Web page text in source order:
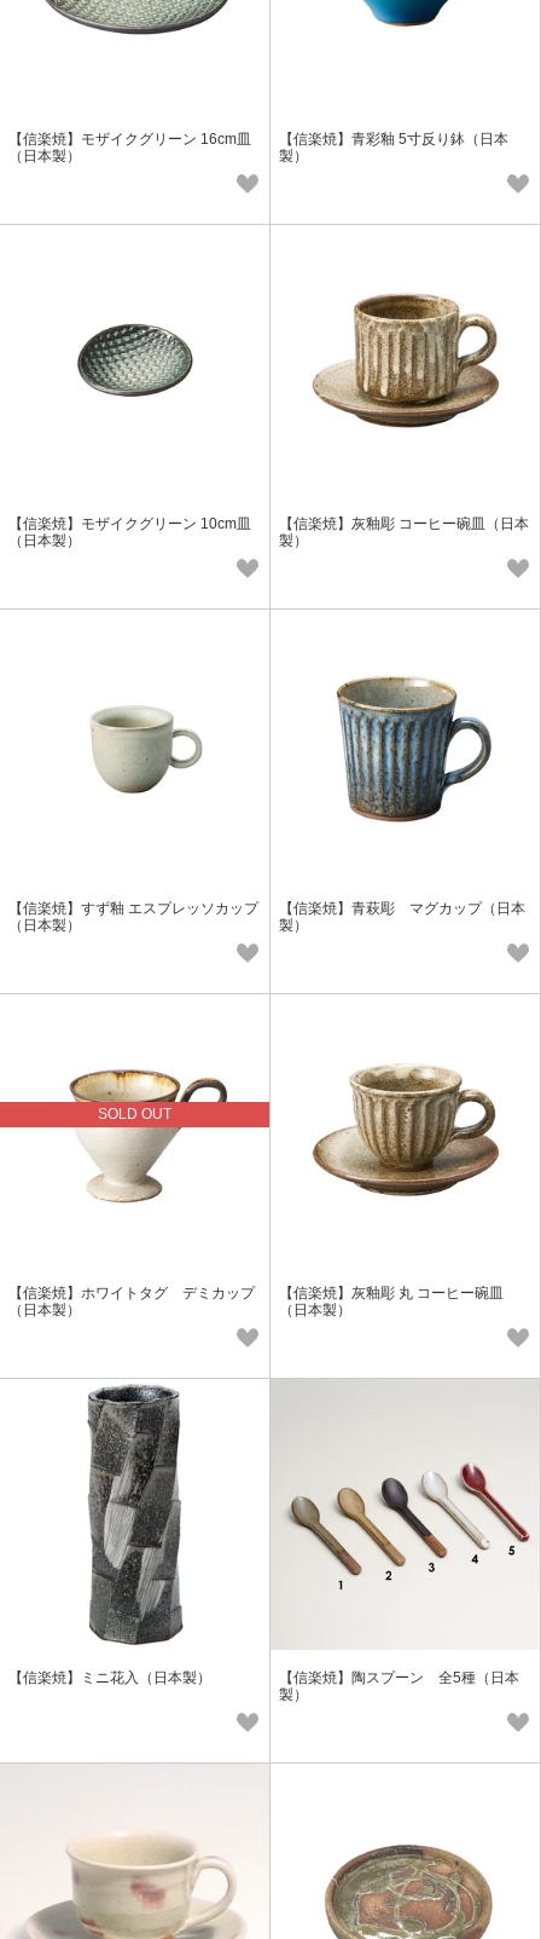
【信楽焼】モザイクグリーン 16cm皿
（日本製）
【信楽焼】青彩釉 5寸反り鉢（日本
製）
【信楽焼】モザイクグリーン 10cm皿
（日本製）
【信楽焼】灰釉彫 コーヒー碗皿（日本
製）
【信楽焼】すず釉 エスプレッソカップ
（日本製）
【信楽焼】青萩彫 マグカップ（日本
製）
SOLD OUT
【信楽焼】ホワイトタグ デミカップ
（日本製）
【信楽焼】灰釉彫 丸 コーヒー碗皿
（日本製）
【信楽焼】ミニ花入（日本製）
【信楽焼】陶スプーン 全5種（日本
製）